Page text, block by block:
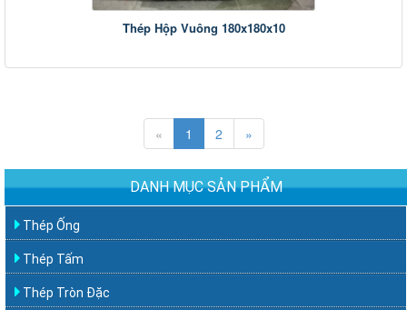
Thép Hộp Vuông 180x180x10
« 1 2 »
DANH MỤC SẢN PHẨM
Thép Ống
Thép Tấm
Thép Tròn Đặc